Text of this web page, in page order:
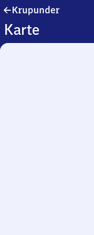
Krupunder
Karte